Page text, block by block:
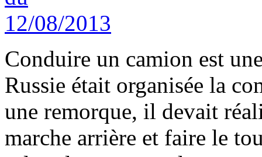
Conduire un camion est
Russie était organisée la
une remorque, il devait
marche arrière et faire le